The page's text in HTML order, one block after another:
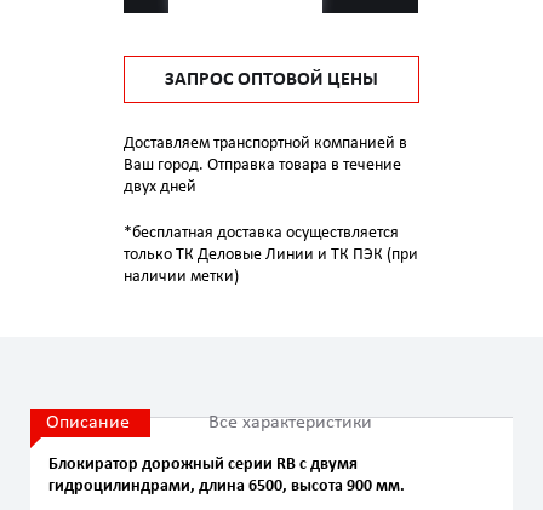
ЗАПРОС ОПТОВОЙ ЦЕНЫ
Доставляем транспортной компанией в
Ваш город. Отправка товара в течение
двух дней
*бесплатная доставка осуществляется
только ТК Деловые Линии и ТК ПЭК (при
наличии метки)
Описание Все характеристики
Блокиратор дорожный серии RB с двумя
гидроцилиндрами, длина 6500, высота 900 мм.